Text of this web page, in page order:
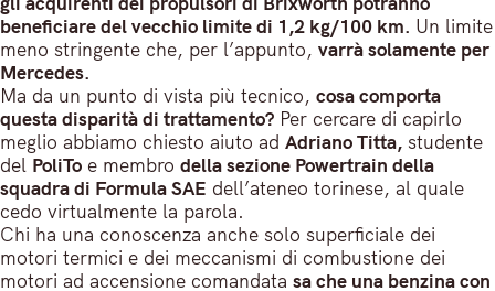
beneficiare del vecchio limite di 1,2 kg/100 km. Un limite
meno stringente che, per l’appunto, varrà solamente per
Mercedes.
Ma da un punto di vista più tecnico, cosa comporta
questa disparità di trattamento? Per cercare di capirlo
meglio abbiamo chiesto aiuto ad Adriano Titta, studente
del PoliTo e membro della sezione Powertrain della
squadra di Formula SAE dell’ateneo torinese, al quale
cedo virtualmente la parola.
Chi ha una conoscenza anche solo superficiale dei
motori termici e dei meccanismi di combustione dei
motori ad accensione comandata sa che una benzina con